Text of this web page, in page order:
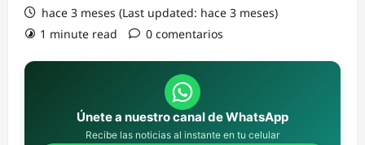
hace 3 meses (Last updated: hace 3 meses)
1 minute read
0 comentarios
Únete a nuestro canal de WhatsApp
Recibe las noticias al instante en tu celular